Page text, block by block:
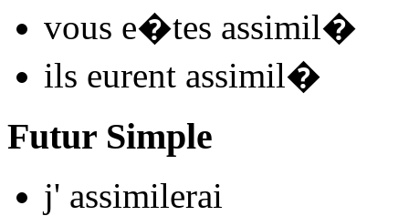
vous e�tes assimil�
ils eurent assimil�
Futur Simple
j' assimilerai